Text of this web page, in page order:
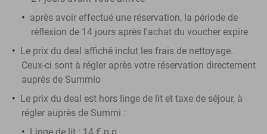
après avoir effectué une réservation, la période de
réflexion de 14 jours après l'achat du voucher expire
Le prix du deal affiché inclut les frais de nettoyage.
Ceux-ci sont à régler après votre réservation directement
auprès de Summio
Le prix du deal est hors linge de lit et taxe de séjour, à
régler auprès de Summi :